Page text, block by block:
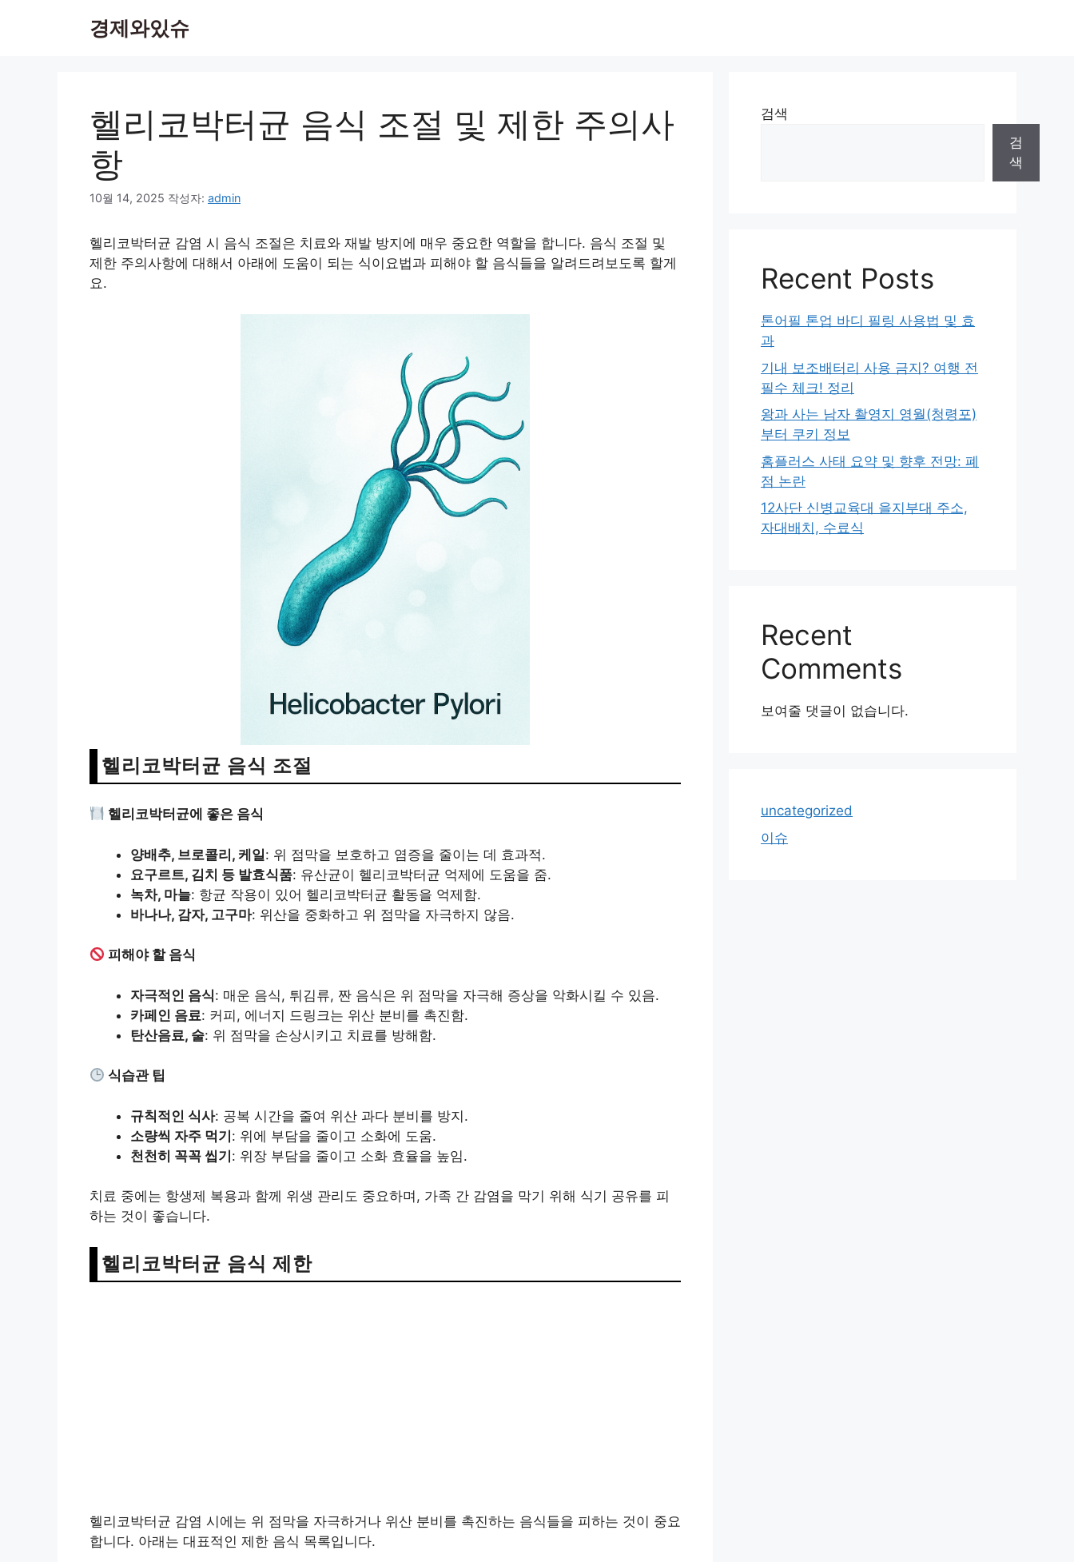
경제와있슈
헬리코박터균 음식 조절 및 제한 주의사
항
10월 14, 2025 작성자: admin
헬리코박터균 감염 시 음식 조절은 치료와 재발 방지에 매우 중요한 역할을 합니다. 음식 조절 및
제한 주의사항에 대해서 아래에 도움이 되는 식이요법과 피해야 할 음식들을 알려드려보도록 할게
요.
헬리코박터균 음식 조절
헬리코박터균에 좋은 음식
양배추, 브로콜리, 케일: 위 점막을 보호하고 염증을 줄이는 데 효과적.
요구르트, 김치 등 발효식품: 유산균이 헬리코박터균 억제에 도움을 줌.
녹차, 마늘: 항균 작용이 있어 헬리코박터균 활동을 억제함.
바나나, 감자, 고구마: 위산을 중화하고 위 점막을 자극하지 않음.
피해야 할 음식
자극적인 음식: 매운 음식, 튀김류, 짠 음식은 위 점막을 자극해 증상을 악화시킬 수 있음.
카페인 음료: 커피, 에너지 드링크는 위산 분비를 촉진함.
탄산음료, 술: 위 점막을 손상시키고 치료를 방해함.
식습관 팁
규칙적인 식사: 공복 시간을 줄여 위산 과다 분비를 방지.
소량씩 자주 먹기: 위에 부담을 줄이고 소화에 도움.
천천히 꼭꼭 씹기: 위장 부담을 줄이고 소화 효율을 높임.
치료 중에는 항생제 복용과 함께 위생 관리도 중요하며, 가족 간 감염을 막기 위해 식기 공유를 피
하는 것이 좋습니다.
헬리코박터균 음식 제한
헬리코박터균 감염 시에는 위 점막을 자극하거나 위산 분비를 촉진하는 음식들을 피하는 것이 중요
합니다. 아래는 대표적인 제한 음식 목록입니다.
검색
검
색
Recent Posts
톤어필 톤업 바디 필링 사용법 및 효
과
기내 보조배터리 사용 금지? 여행 전
필수 체크! 정리
왕과 사는 남자 촬영지 영월(청령포)
부터 쿠키 정보
홈플러스 사태 요약 및 향후 전망: 폐
점 논란
12사단 신병교육대 을지부대 주소,
자대배치, 수료식
Recent
Comments
보여줄 댓글이 없습니다.
uncategorized
이슈